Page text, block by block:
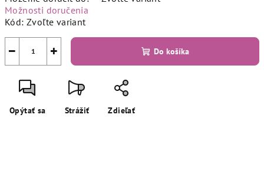
Možnosti doručenia
Kód: Zvoľte variant
+
− Do košíka
Opýtať sa Strážiť Zdieľať